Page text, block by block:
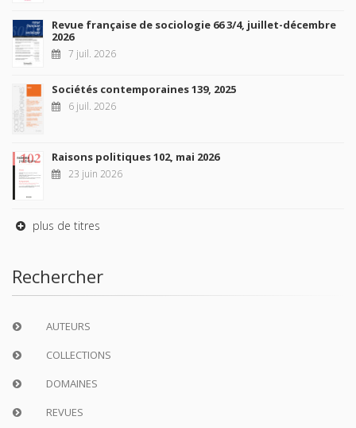
Revue française de sociologie 66 3/4, juillet-décembre
2026
7 juil. 2026
Sociétés contemporaines 139, 2025
6 juil. 2026
Raisons politiques 102, mai 2026
23 juin 2026
plus de titres
Rechercher
AUTEURS
COLLECTIONS
DOMAINES
REVUES